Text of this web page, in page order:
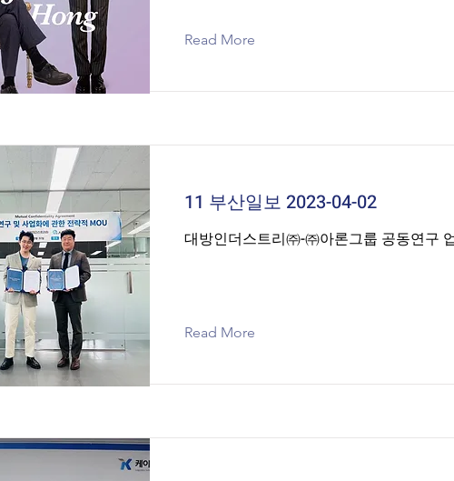
Read More
11 부산일보 2023-04-02
대방인더스트리㈜-㈜아론그룹 공동연구
Read More